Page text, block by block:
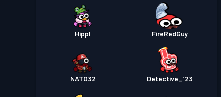
Hippl FireRedGuy
NATO32 Detective_123